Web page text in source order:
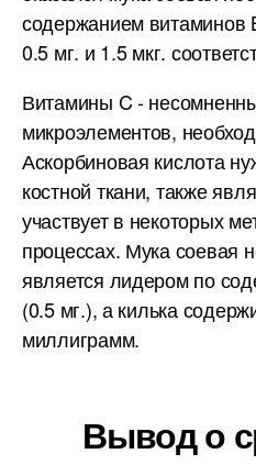
содержанием витаминов
0.5 мг. и 1.5 мкг.
Витамины C -
микроэлементов,
Аскорбиновая кислота
костной ткани, также
участвует в некоторых
процессах. Мука соевая
является лидером по
(0.5 мг.), а килька
миллиграмм.
Вывод о